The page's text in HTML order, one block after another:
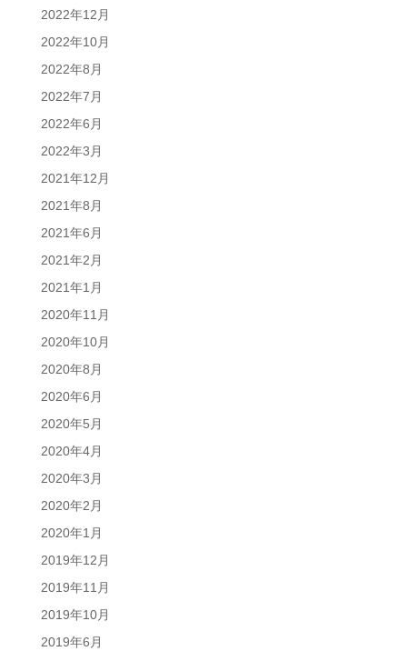
2022年12月
2022年10月
2022年8月
2022年7月
2022年6月
2022年3月
2021年12月
2021年8月
2021年6月
2021年2月
2021年1月
2020年11月
2020年10月
2020年8月
2020年6月
2020年5月
2020年4月
2020年3月
2020年2月
2020年1月
2019年12月
2019年11月
2019年10月
2019年6月